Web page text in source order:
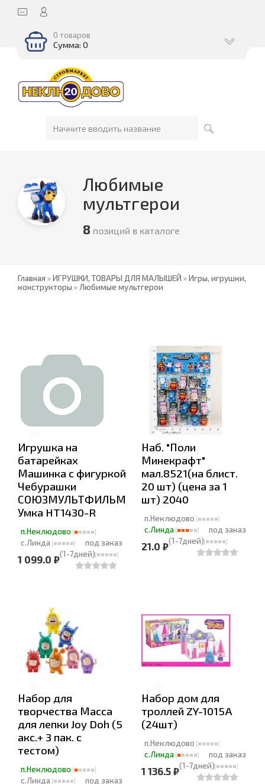
0 товаров
Сумма: 0
Любимые
мультгерои
8 позиций в каталоге
Главная »ИГРУШКИ, ТОВАРЫ ДЛЯ МАЛЫШЕЙ »Игры, игрушки,
конструкторы » Любимые мультгерои
Игрушка на
батарейках
Машинка с фигуркой
Чебурашки
СОЮЗМУЛЬТФИЛЬМ
Умка HT1430-R
п.Неклюдово
с.Линда
под заказ
(1-7дней)
1 099.0 ₽
Наб. "Поли
Минекрафт"
мал.8521(на блист.
20 шт) (цена за 1
шт) 2040
п.Неклюдово
с.Линда
под заказ
(1-7дней)
21.0 ₽
Набор для
творчества Масса
для лепки Joy Doh (5
акс.+ 3 пак. с
тестом)
п.Неклюдово
с.Линда
под заказ
Набор дом для
троллей ZY-1015A
(24шт)
п.Неклюдово
с.Линда
под заказ
(1-7дней)
1 136.5 ₽